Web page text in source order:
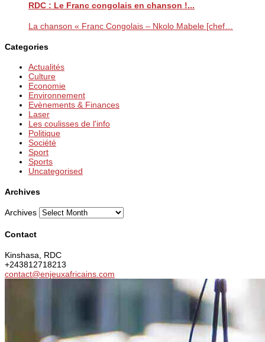
RDC : Le Franc congolais en chanson !...
La chanson « Franc Congolais – Nkolo Mabele [chef…
Categories
Actualités
Culture
Economie
Environnement
Evènements & Finances
Laser
Les coulisses de l'info
Politique
Société
Sport
Sports
Uncategorised
Archives
Archives
Contact
Kinshasa, RDC
+243812718213
contact@enjeuxafricains.com